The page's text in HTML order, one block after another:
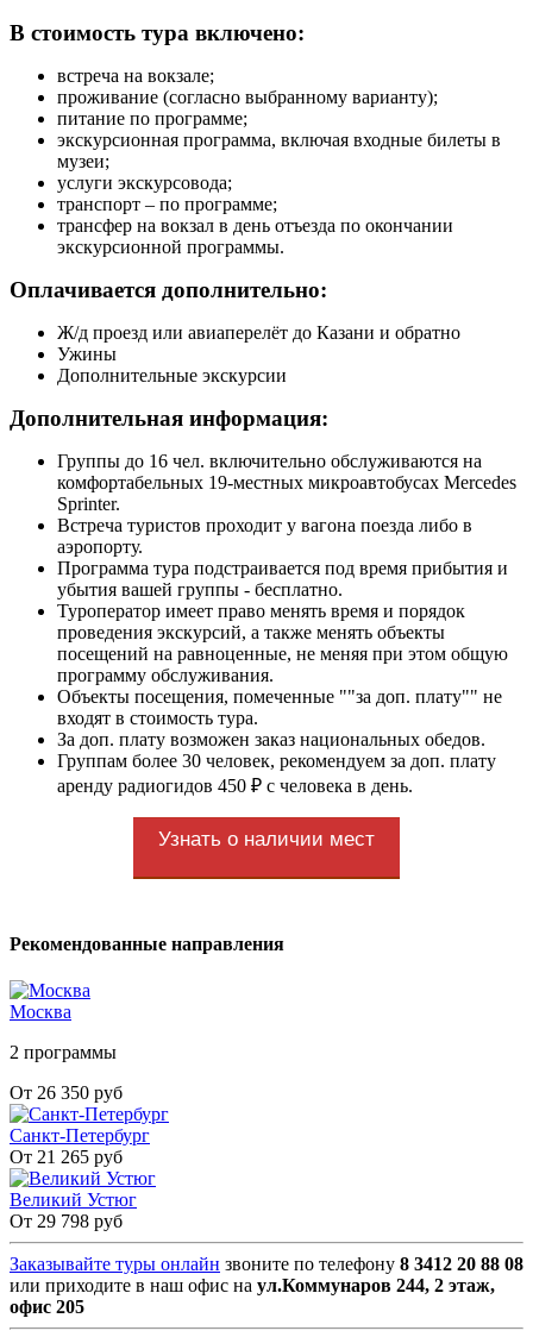
В стоимость тура включено:
встреча на вокзале;
проживание (согласно выбранному варианту);
питание по программе;
экскурсионная программа, включая входные билеты в
музеи;
услуги экскурсовода;
транспорт – по программе;
трансфер на вокзал в день отъезда по окончании
экскурсионной программы.
Оплачивается дополнительно:
Ж/д проезд или авиаперелёт до Казани и обратно
Ужины
Дополнительные экскурсии
Дополнительная информация:
Группы до 16 чел. включительно обслуживаются на
комфортабельных 19-местных микроавтобусах Mercedes
Sprinter.
Встреча туристов проходит у вагона поезда либо в
аэропорту.
Программа тура подстраивается под время прибытия и
убытия вашей группы - бесплатно.
Туроператор имеет право менять время и порядок
проведения экскурсий, а также менять объекты
посещений на равноценные, не меняя при этом общую
программу обслуживания.
Объекты посещения, помеченные ""за доп. плату"" не
входят в стоимость тура.
За доп. плату возможен заказ национальных обедов.
Группам более 30 человек, рекомендуем за доп. плату
аренду радиогидов 450 ₽ с человека в день.
Узнать о наличии мест
Рекомендованные направления
Москва
2 программы
От 26 350 руб
Санкт-Петербург
От 21 265 руб
Великий Устюг
От 29 798 руб
Заказывайте туры онлайн звоните по телефону 8 3412 20 88 08
или приходите в наш офис на ул.Коммунаров 244, 2 этаж,
офис 205